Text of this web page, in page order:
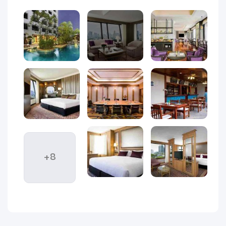
قهوه ساز، مینی بار و حمام های لوکس هستند. اتاق ها و سوئیت
ها دارای چشم‌اندازهای پانوراما از شهر هستند.
خدمات هتل گرند مرکور بانکوک
آتریوم
خدمات هتل شامل: سرویس اتاق 24 ساعته، خدمات نگهداری از
کودک 24 ساعته در دسترس است. همچنین پارکینگ عمومی رایگان
در محل برای کسانی که ماشین دارند قرار دارد. امکانات محبوب
مانند سونا و استخر اقامت رضایت بخشی را در بانکوک ایجاد می
کند. برای کسانی که می‌خواهند در طول اقامت خود در هتل غذا
بخورند، غذاخوری‌های مختلفی در نزدیکی هتل وجود دارد.
سواری فاصله کوتاهی دارند. همچنین هتل خدمات شاتل رایگان
+8